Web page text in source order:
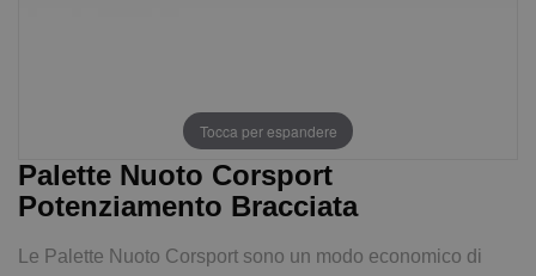
Tocca per espandere
Palette Nuoto Corsport
Potenziamento Bracciata
Le Palette Nuoto Corsport sono un modo economico di